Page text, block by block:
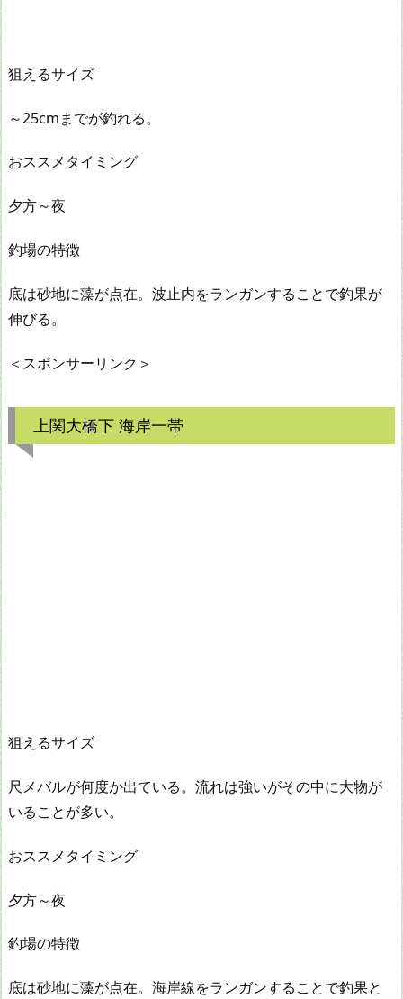
狙えるサイズ
～25cmまでが釣れる。
おススメタイミング
夕方～夜
釣場の特徴
底は砂地に藻が点在。波止内をランガンすることで釣果が
伸びる。
＜スポンサーリンク＞
上関大橋下 海岸一帯
狙えるサイズ
尺メバルが何度か出ている。流れは強いがその中に大物が
いることが多い。
おススメタイミング
夕方～夜
釣場の特徴
底は砂地に藻が点在。海岸線をランガンすることで釣果と